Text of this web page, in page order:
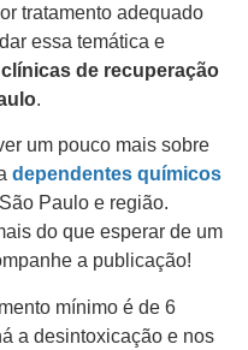
tratamento adequado
essa temática e
de recuperação
.
um pouco mais sobre
dependentes químicos
Paulo e região.
do que esperar de um
a publicação!
mínimo é de 6
a desintoxicação e nos